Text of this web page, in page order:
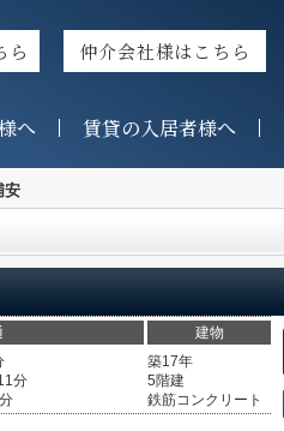
ら 仲介会社様はこちら
へ 賃貸の入居者様へ
安
建物
分
築17年
5階建
鉄筋コンクリート